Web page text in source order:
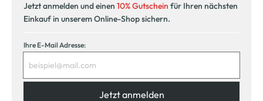
Jetzt anmelden und einen 10% Gutschein für Ihren nächsten
Einkauf in unserem Online-Shop sichern.
Ihre E-Mail Adresse:
Jetzt anmelden